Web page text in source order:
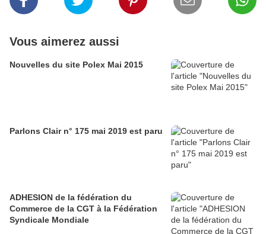
Vous aimerez aussi
Nouvelles du site Polex Mai 2015
Parlons Clair n° 175 mai 2019 est paru
ADHESION de la fédération du
Commerce de la CGT à la Fédération
Syndicale Mondiale